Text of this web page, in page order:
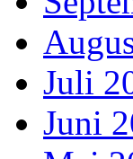
Juli
Juni